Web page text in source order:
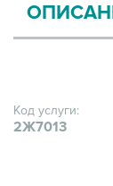
Код услуги:
2Ж7013